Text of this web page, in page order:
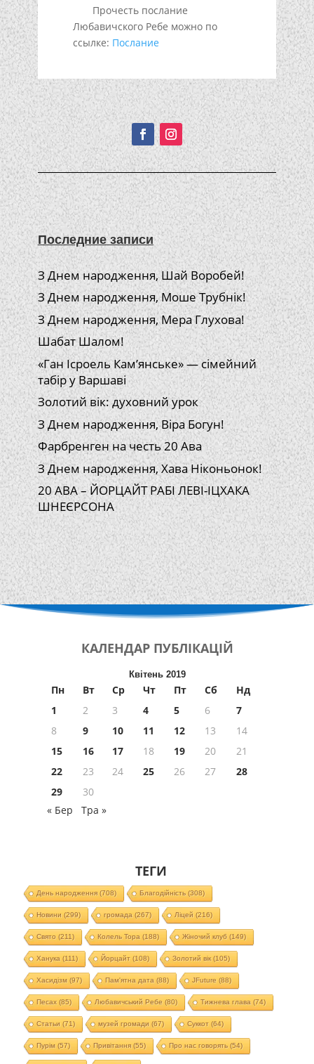
Прочесть послание
Любавичского Ребе можно по
ссылке: Послание
Подписывайтесь!
Последние записи
З Днем народження, Шай Воробей!
З Днем народження, Моше Трубнік!
З Днем народження, Мера Глухова!
Шабат Шалом!
«Ган Ісроель Кам’янське» — сімейний
табір у Варшаві
Золотий вік: духовний урок
З Днем народження, Віра Богун!
Фарбренген на честь 20 Ава
З Днем народження, Хава Ніконьонок!
20 АВА – ЙОРЦАЙТ РАБІ ЛЕВІ-ІЦХАКА
ШНЕЄРСОНА
КАЛЕНДАР ПУБЛІКАЦІЙ
Квітень 2019
Пн Вт Ср Чт Пт Сб
Нд
1
2 3 4 5 6
7
8
9 10 11 12 13
14
15
16 17 18 19 20
21
22
23 24 25 26 27
28
29
30
« Бер
Тра »
ТЕГИ
День народження(708) Благодійність (308)
Новини (299) громада (267) Ліцей (216)
Свято (211) Колель Тора (188) Жіночий клуб (149)
Ханука (111) Йорцайт (108) Золотий вік(105)
Хасидізм (97) Пам'ятна дата (88) JFuture (88)
Песах(85) Любавичський Ребе (80) Тижнева глава (74)
Статьи (71) музей громади (67) Суккот (64)
Пурім (57) Привітання(55) Про нас говорять (54)